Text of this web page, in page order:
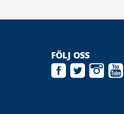
FÖLJ OSS